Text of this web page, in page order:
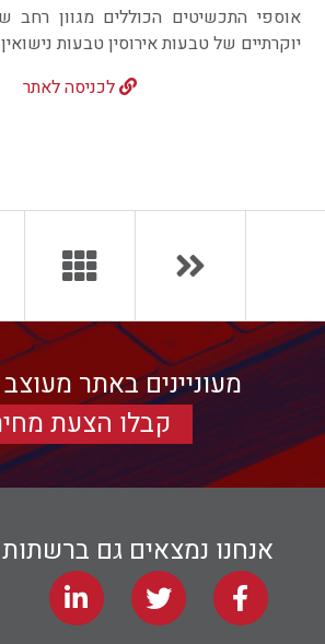
צרו קשר
אוספי התכשיטים הכוללים מגוון רחב
יוקרתיים של טבעות אירוסין טבעות
לכניסה לאתר
מעוניינים באתר
קבלו הצעת
אנחנו נמצאים גם